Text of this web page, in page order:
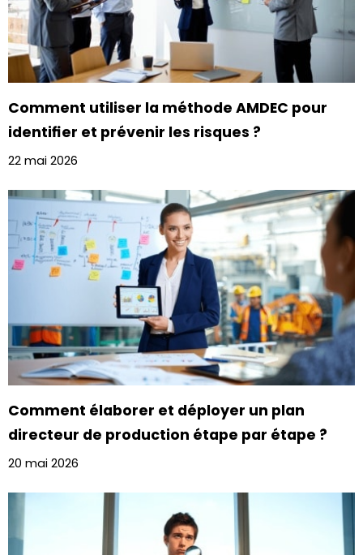
Comment utiliser la méthode AMDEC pour
identifier et prévenir les risques ?
22 mai 2026
Comment élaborer et déployer un plan
directeur de production étape par étape ?
20 mai 2026